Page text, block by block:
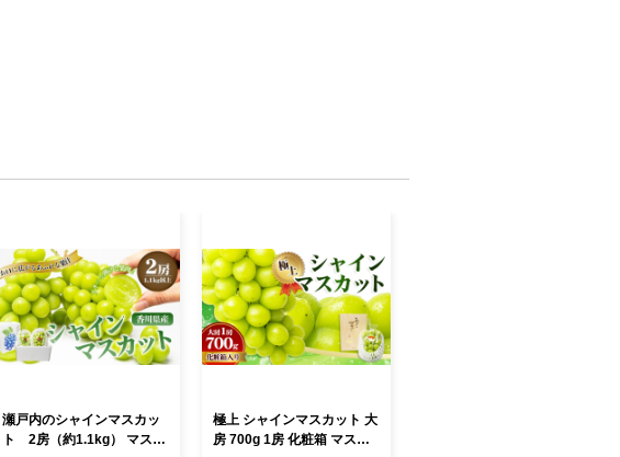
瀬戸内のシャインマスカッ
ト 2房（約1.1kg） マスカ
極上 シャインマスカット 大
房 700g 1房 化粧箱 マスカ